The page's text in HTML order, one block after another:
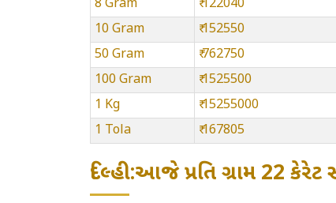
8 Gram
₹ 122040
10 Gram
₹ 152550
50 Gram
₹ 762750
100 Gram
₹ 1525500
1 Kg
₹ 15255000
1 Tola
₹ 167805
દિલ્હી:આજે પ્રતિ ગ્રામ 22